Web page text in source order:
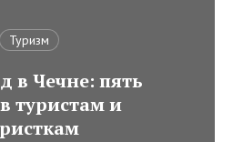
Туризм
в Чечне: пять
туристам и